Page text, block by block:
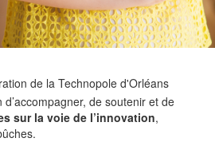
de la Technopole d'Orléans
de soutenir et de
sur la voie de l’innovation,